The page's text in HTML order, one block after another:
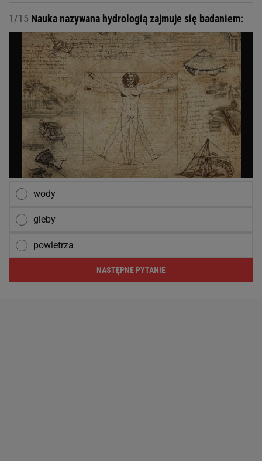
1/15 Nauka nazywana hydrologią zajmuje się badaniem:
wody
gleby
powietrza
NASTĘPNE PYTANIE